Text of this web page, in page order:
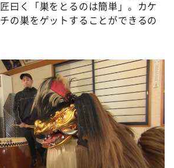
曰く「巣をとるのは簡単」。カケ
の巣をゲットすることができるの